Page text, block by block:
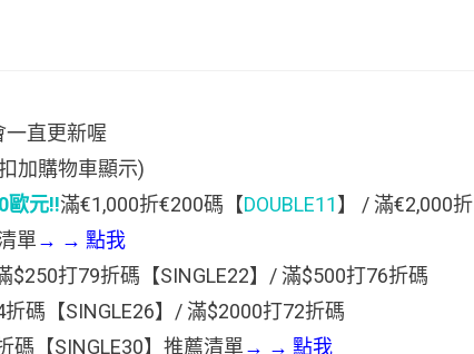
一直更新喔
加購物車顯示)
歐元!!滿€1,000折€200碼【DOUBLE11】 / 滿€2,000折
單→ → 點我
$250打79折碼【SINGLE22】/ 滿$500打76折碼
折碼【SINGLE26】/ 滿$2000打72折碼
碼【SINGLE30】推薦清單→ → 點我